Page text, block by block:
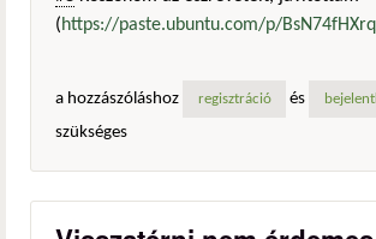
(https://paste.ubuntu.com/p/
a hozzászóláshoz regisztráció és
szükséges